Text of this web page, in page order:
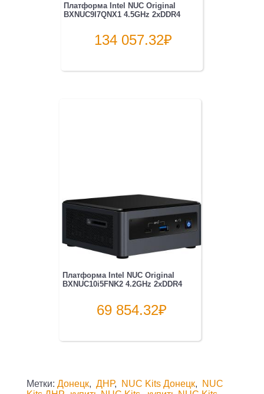
Платформа Intel NUC Original
BXNUC9I7QNX1 4.5GHz 2xDDR4
134 057.32₽
Платформа Intel NUC Original
BXNUC10i5FNK2 4.2GHz 2xDDR4
69 854.32₽
Метки: Донецк, ДНР, NUC Kits Донецк,
NUC